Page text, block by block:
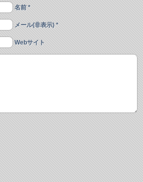
名前 *
メール(非表示) *
Webサイト